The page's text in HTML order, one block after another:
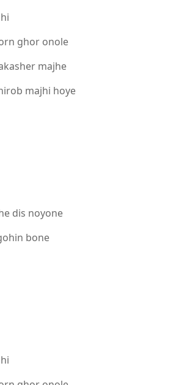
ghor onole
majhe
majhi hoye
dis noyone
bone